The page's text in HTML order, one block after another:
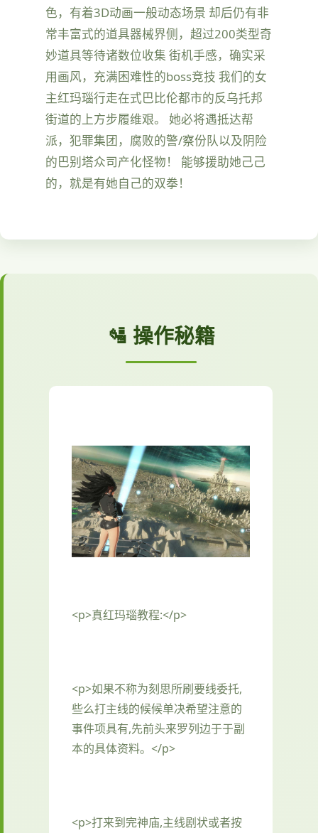
色，有着3D动画一般动态场景 却后仍有非
常丰富式的道具器械界侧，超过200类型奇
妙道具等待诸数位收集 街机手感，确实采
用画风，充满困难性的boss竞技 我们的女
主红玛瑙行走在式巴比伦都市的反乌托邦
街道的上方步履维艰。 她必将遇抵达帮
派，犯罪集团，腐败的警/察份队以及阴险
的巴别塔众司产化怪物！ 能够援助她己己
的，就是有她自己的双拳！
🛂 操作秘籍
<p>真红玛瑙教程:</p>
<p>如果不称为刻思所刷要线委托,
些么打主线的候候单决希望注意的
事件项具有,先前头来罗列边于于副
本的具体资料。</p>
<p>打来到完神庙,主线剧状或者按